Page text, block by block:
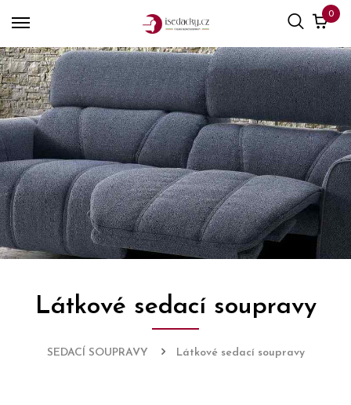
0
Látkové sedací soupravy
SEDACÍ SOUPRAVY Látkové sedací soupravy